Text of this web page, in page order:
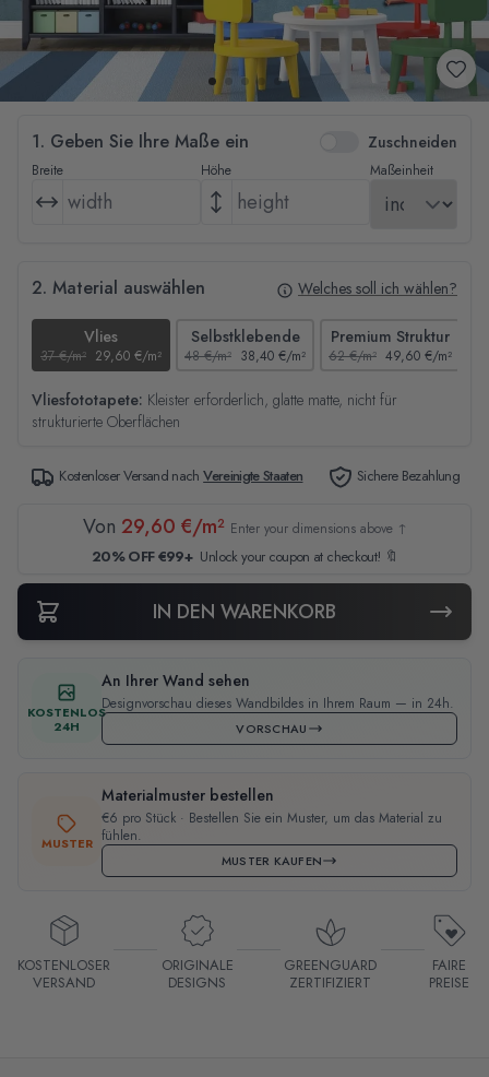
1. Geben Sie Ihre Maße ein Zuschneiden
Breite Höhe Maßeinheit
2. Material auswählen Welches soll ich wählen?
Vlies
37 €/m² 29,60 €/m²
Selbstklebende
48 €/m² 38,40 €/m²
Premium Struktur
62 €/m² 49,60 €/m²
Vliesfototapete: Kleister erforderlich, glatte matte, nicht für
strukturierte Oberflächen
Kostenloser Versand nachVereinigte Staaten Sichere Bezahlung
Von 29,60 €/m² Enter your dimensions above ↑
20% OFF €99+ Unlock your coupon at checkout! 🔖
IN DEN WARENKORB
KOSTENLOS
24H
An Ihrer Wand sehen
Designvorschau dieses Wandbildes in Ihrem Raum — in 24h.
VORSCHAU
MUSTER
Materialmuster bestellen
€6 pro Stück · Bestellen Sie ein Muster, um das Material zu
fühlen.
MUSTER KAUFEN
KOSTENLOSER
VERSAND
ORIGINALE
DESIGNS
GREENGUARD
ZERTIFIZIERT
FAIRE
PREISE